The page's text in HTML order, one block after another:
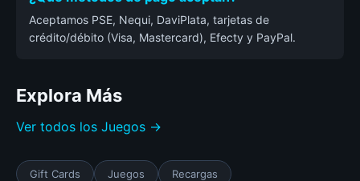
Aceptamos PSE, Nequi, DaviPlata, tarjetas de
crédito/débito (Visa, Mastercard), Efecty y PayPal.
Explora Más
Ver todos los Juegos →
Gift Cards Juegos Recargas